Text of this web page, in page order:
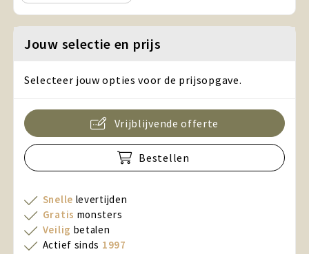
Jouw selectie en prijs
Selecteer jouw opties voor de prijsopgave.
Vrijblijvende offerte
Bestellen
Snelle levertijden
Gratis monsters
Veilig betalen
Actief sinds 1997